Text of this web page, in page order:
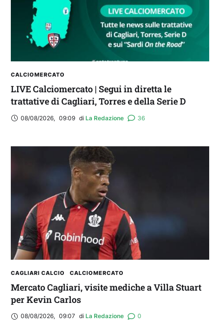
CALCIOMERCATO
LIVE Calciomercato | Segui in diretta le
trattative di Cagliari, Torres e della Serie D
08/08/2026, 09:09 di La Redazione 36
CAGLIARI CALCIO CALCIOMERCATO
Mercato Cagliari, visite mediche a Villa Stuart
per Kevin Carlos
08/08/2026, 09:07 di La Redazione 0